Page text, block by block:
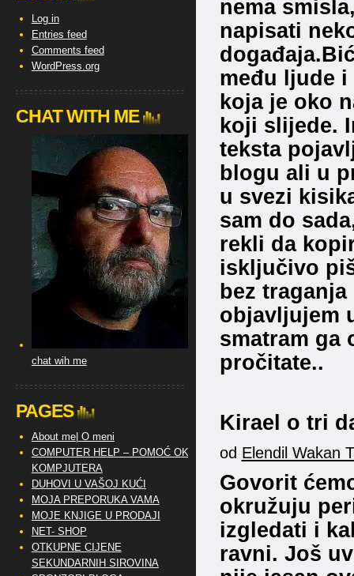
nema
napisati
među ljude
koja je oko
koji slijede.
teksta
blogu ali u
u svezi
sam do
rekli da
isključivo
bez
objavljujem
smatram ga
pročitate..
Kirael o tri
od Elendil Wakan
Govorit
okružuju
izgledati i
ravni. Još
Log in
Entries feed
Comments feed
WordPress.org
CHAT WITH ME
chat wih me
PAGES
About me| O meni
COMPUTER HELP – POMOĆ OKO
KOMPJUTERA
DUHOVI U VAŠOJ KUĆI
MOJA PREPORUKA VAMA
MOJE KNJIGE U PRODAJI
NET- SHOP
OTKUPNE CIJENE
SEKUNDARNIH SIROVINA